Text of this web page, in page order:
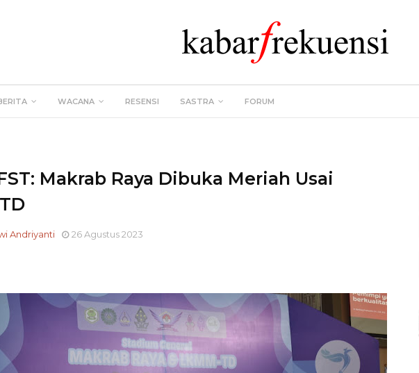
WACANA RESENSI SASTRA FORUM
Makrab Raya Dibuka Meriah Usai
Andriyanti 26 Agustus 2023